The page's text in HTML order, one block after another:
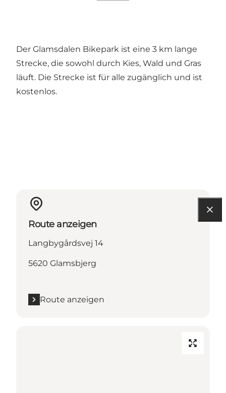
Der Glamsdalen Bikepark ist eine 3 km lange
Strecke, die sowohl durch Kies, Wald und Gras
läuft. Die Strecke ist für alle zugänglich und ist
kostenlos.
Route anzeigen
Langbygårdsvej 14
5620 Glamsbjerg
Route anzeigen